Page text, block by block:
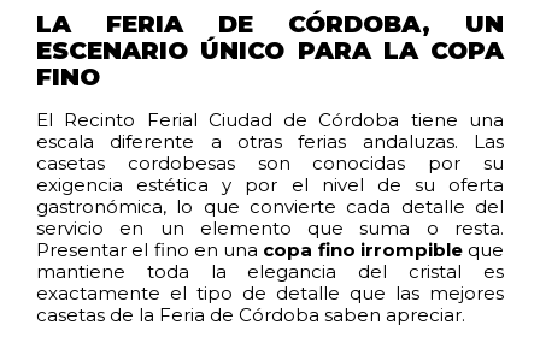
LA FERIA DE CÓRDOBA, UN
ESCENARIO ÚNICO PARA LA COPA
FINO
El Recinto Ferial Ciudad de Córdoba tiene una
escala diferente a otras ferias andaluzas. Las
casetas cordobesas son conocidas por su
exigencia estética y por el nivel de su oferta
gastronómica, lo que convierte cada detalle del
servicio en un elemento que suma o resta.
Presentar el fino en una copa fino irrompibleque
mantiene toda la elegancia del cristal es
exactamente el tipo de detalle que las mejores
casetas de la Feria de Córdoba saben apreciar.